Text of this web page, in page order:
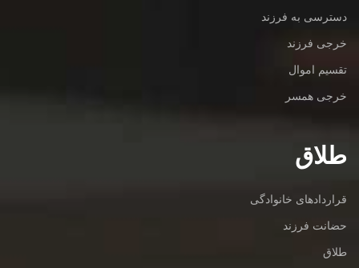
دسترسی به فرزند
خرجی فرزند
تقسیم اموال
خرجی همسر
طلاق
قراردادهای خانوادگی
حضانت فرزند
طلاق